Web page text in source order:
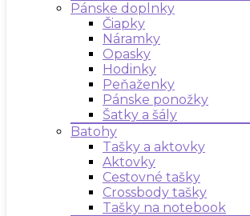
Pánske doplnky
Čiapky
Náramky
Opasky
Hodinky
Peňaženky
Pánske ponožky
Šatky a šály
Batohy
Tašky a aktovky
Aktovky
Cestovné tašky
Crossbody tašky
Tašky na notebook